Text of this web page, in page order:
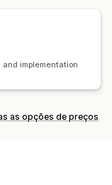
financeira
em tempo real
implementation
as opções de preços